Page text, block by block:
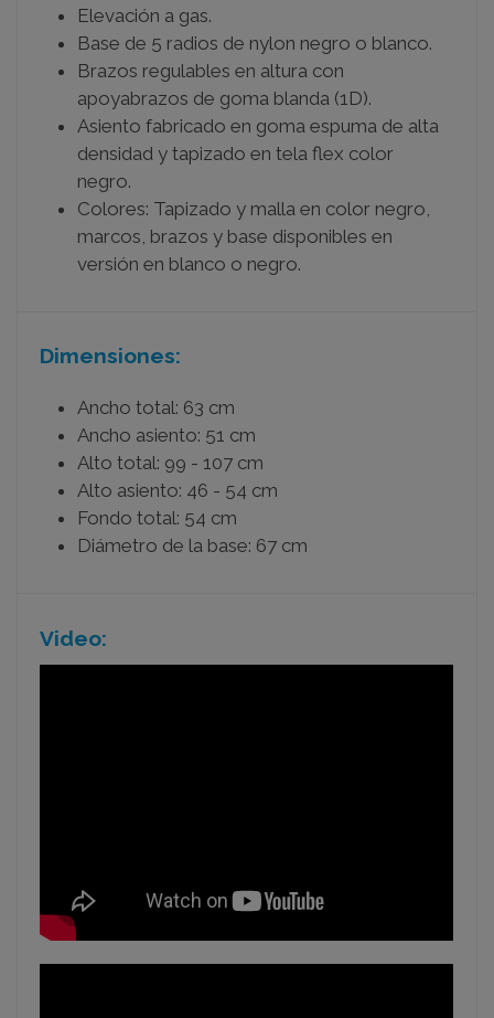
Elevación a gas.
Base de 5 radios de nylon negro o blanco.
Brazos regulables en altura con
apoyabrazos de goma blanda (1D).
Asiento fabricado en goma espuma de alta
densidad y tapizado en tela flex color
negro.
Colores: Tapizado y malla en color negro,
marcos, brazos y base disponibles en
versión en blanco o negro.
Dimensiones:
Ancho total: 63 cm
Ancho asiento: 51 cm
Alto total: 99 - 107 cm
Alto asiento: 46 - 54 cm
Fondo total: 54 cm
Diámetro de la base: 67 cm
Video: